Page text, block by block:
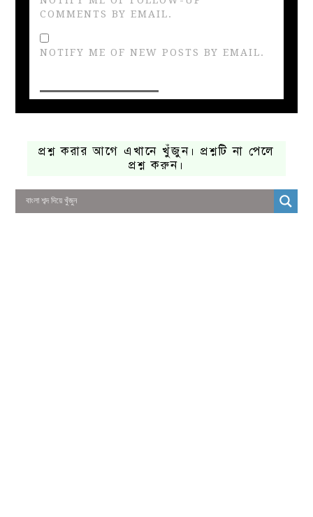
COMMENTS BY EMAIL.
NOTIFY ME OF NEW POSTS BY EMAIL.
প্রশ্ন করার আগে এখানে খুঁজুন। প্রশ্নটি না পেলে
প্রশ্ন করুন।